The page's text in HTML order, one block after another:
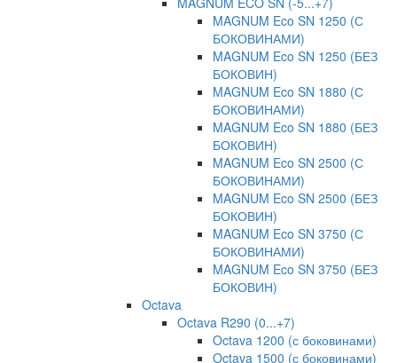
MAGNUM Eco SN 1250 (С
БОКОВИНАМИ)
MAGNUM Eco SN 1250 (БЕЗ
БОКОВИН)
MAGNUM Eco SN 1880 (С
БОКОВИНАМИ)
MAGNUM Eco SN 1880 (БЕЗ
БОКОВИН)
MAGNUM Eco SN 2500 (С
БОКОВИНАМИ)
MAGNUM Eco SN 2500 (БЕЗ
БОКОВИН)
MAGNUM Eco SN 3750 (С
БОКОВИНАМИ)
MAGNUM Eco SN 3750 (БЕЗ
БОКОВИН)
Octava
Octava R290 (0...+7)
Octava 1200 (с боковинами)
Octava 1500 (с боковинами)